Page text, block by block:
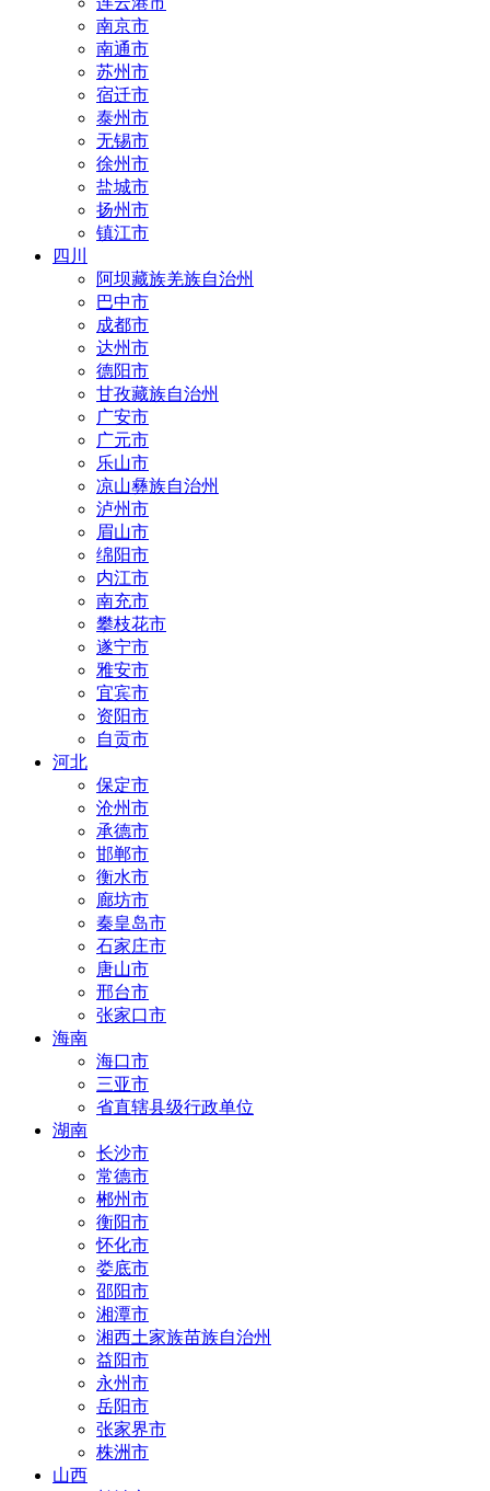
南京市
南通市
苏州市
宿迁市
泰州市
无锡市
徐州市
盐城市
扬州市
镇江市
四川
阿坝藏族羌族自治州
巴中市
成都市
达州市
德阳市
甘孜藏族自治州
广安市
广元市
乐山市
凉山彝族自治州
泸州市
眉山市
绵阳市
内江市
南充市
攀枝花市
遂宁市
雅安市
宜宾市
资阳市
自贡市
河北
保定市
沧州市
承德市
邯郸市
衡水市
廊坊市
秦皇岛市
石家庄市
唐山市
邢台市
张家口市
海南
海口市
三亚市
省直辖县级行政单位
湖南
长沙市
常德市
郴州市
衡阳市
怀化市
娄底市
邵阳市
湘潭市
湘西土家族苗族自治州
益阳市
永州市
岳阳市
张家界市
株洲市
山西